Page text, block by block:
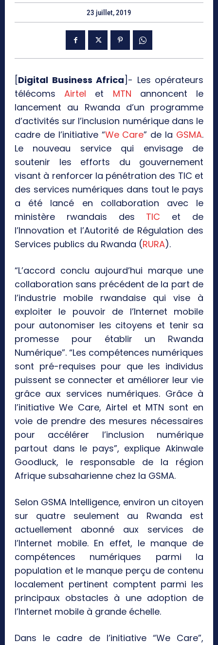
23 juillet, 2019
[Digital Business Africa]- Les opérateurs
télécomsAirtel et MTN annoncent le
lancement au Rwanda d’un programme
d’activités sur l’inclusion numérique dans le
cadre de l’initiative “We Care” de la GSMA.
Le nouveau service qui envisage de
soutenir les efforts du gouvernement
visant à renforcer la pénétration des TIC et
des services numériques dans tout le pays
a été lancé en collaboration avec le
ministère rwandais des TIC et de
l’Innovation et l’Autorité de Régulation des
Services publics du Rwanda (RURA).
“L’accord conclu aujourd’hui marque une
collaboration sans précédent de la part de
l’industrie mobile rwandaise qui vise à
exploiter le pouvoir de l’Internet mobile
pour autonomiser les citoyens et tenir sa
promesse pour établir un Rwanda
Numérique”. “Les compétences numériques
sont pré-requises pour que les individus
puissent se connecter et améliorer leur vie
grâce aux services numériques. Grâce à
l’initiative We Care, Airtel et MTN sont en
voie de prendre des mesures nécessaires
pour accélérer l’inclusion numérique
partout dans le pays”, explique Akinwale
Goodluck, le responsable de la région
Afrique subsaharienne chez la GSMA.
Selon GSMA Intelligence, environ un citoyen
sur quatre seulement au Rwanda est
actuellement abonné aux services de
l’Internet mobile. En effet, le manque de
compétences numériques parmi la
population et le manque perçu de contenu
localement pertinent comptent parmi les
principaux obstacles à une adoption de
l’Internet mobile à grande échelle.
Dans le cadre de l’initiative “We Care”,